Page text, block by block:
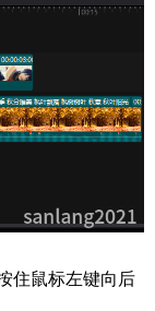
住鼠标左键向后